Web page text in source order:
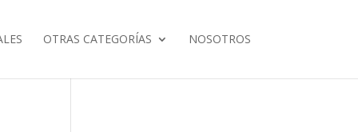
OTRAS CATEGORÍAS NOSOTROS